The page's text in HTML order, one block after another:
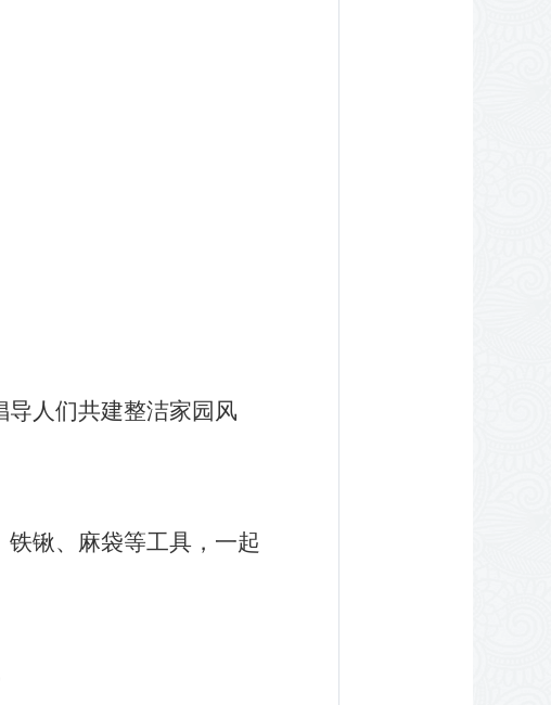
人们共建整洁家园风
锹、麻袋等工具，一起